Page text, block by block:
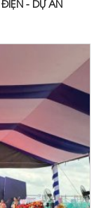
ĐIỆN - DỰ ÁN